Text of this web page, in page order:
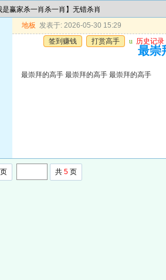
赢家杀一肖杀一肖】无错杀肖
地板 发表于: 2026-05-30 15:29
签到赚钱
打赏高手 u 历史记录
最崇
最崇拜的高手 最崇拜的高手 最崇拜的高手
共 5 页